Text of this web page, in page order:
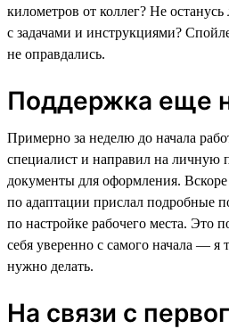
километров от коллег? Не
с задачами и инструкциями?
не оправдались.
Поддержка еще
Примерно за неделю до начала
специалист и направил на личную
документы для оформления. Вскоре
по адаптации прислал подробные
по настройке рабочего места. Это
себя уверенно с самого начала — я
нужно делать.
На связи с